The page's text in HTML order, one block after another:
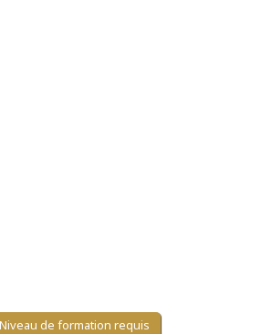
Niveau de formation requis